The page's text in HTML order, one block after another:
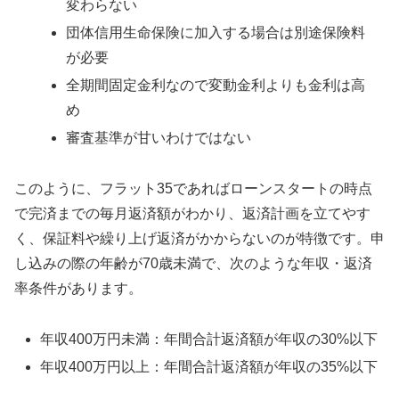
変わらない
団体信用生命保険に加入する場合は別途保険料
が必要
全期間固定金利なので変動金利よりも金利は高
め
審査基準が甘いわけではない
このように、フラット35であればローンスタートの時点
で完済までの毎月返済額がわかり、返済計画を立てやす
く、保証料や繰り上げ返済がかからないのが特徴です。申
し込みの際の年齢が70歳未満で、次のような年収・返済
率条件があります。
年収400万円未満：年間合計返済額が年収の30%以下
年収400万円以上：年間合計返済額が年収の35%以下